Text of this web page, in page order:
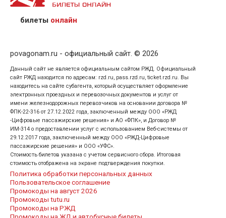
предъявив удостоверение личности пассажира, на
кого оформлен билет.
билеты онлайн
povagonam.ru - официальный сайт. © 2026
Данный сайт не является официальным сайтом РЖД. Официальный
сайт РЖД находится по адресам: rzd.ru, pass.rzd.ru, ticket.rzd.ru. Вы
находитесь на сайте субагента, который осуществляет оформление
электронных проездных и перевозочных документов и услуг от
имени железнодорожных перевозчиков на основании договора №
ФПК-22-316 от 27.12.2022 года, заключенный между ООО «РЖД
-Цифровые пассажирские решения» и АО «ФПК», и Договор №
ИМ-314 о предоставлении услуг с использованием Веб-системы от
29.12.2017 года, заключенный между ООО «РЖД-Цифровые
пассажирские решения» и ООО «УФС».
Стоимость билетов указана с учетом сервисного сбора. Итоговая
стоимость отображена на экране подтверждения покупки.
Политика обработки персональных данных
Пользовательское соглашение
Промокоды на август 2026
Промокоды tutu.ru
Промокоды на РЖД